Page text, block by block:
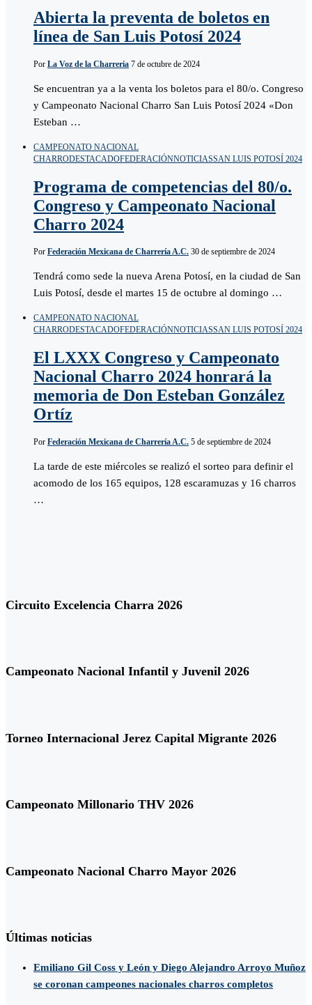
Abierta la preventa de boletos en
línea de San Luis Potosí 2024
Por La Voz de la Charreria 7 de octubre de 2024
Se encuentran ya a la venta los boletos para el 80/o. Congreso
y Campeonato Nacional Charro San Luis Potosí 2024 «Don
Esteban …
CAMPEONATO NACIONAL
CHARRODESTACADOFEDERACIÓNNOTICIASSAN LUIS POTOSÍ 2024
Programa de competencias del 80/o.
Congreso y Campeonato Nacional
Charro 2024
Por Federación Mexicana de Charrería A.C. 30 de septiembre de 2024
Tendrá como sede la nueva Arena Potosí, en la ciudad de San
Luis Potosí, desde el martes 15 de octubre al domingo …
CAMPEONATO NACIONAL
CHARRODESTACADOFEDERACIÓNNOTICIASSAN LUIS POTOSÍ 2024
El LXXX Congreso y Campeonato
Nacional Charro 2024 honrará la
memoria de Don Esteban González
Ortíz
Por Federación Mexicana de Charrería A.C. 5 de septiembre de 2024
La tarde de este miércoles se realizó el sorteo para definir el
acomodo de los 165 equipos, 128 escaramuzas y 16 charros
…
Circuito Excelencia Charra 2026
Campeonato Nacional Infantil y Juvenil 2026
Torneo Internacional Jerez Capital Migrante 2026
Campeonato Millonario THV 2026
Campeonato Nacional Charro Mayor 2026
Últimas noticias
Emiliano Gil Coss y León y Diego Alejandro Arroyo Muñoz
se coronan campeones nacionales charros completos